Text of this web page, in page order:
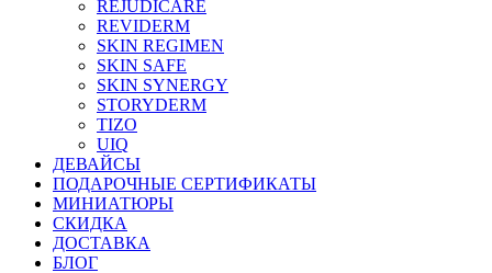
REJUDICARE
REVIDERM
SKIN REGIMEN
SKIN SAFE
SKIN SYNERGY
STORYDERM
TIZO
UIQ
ДЕВАЙСЫ
ПОДАРОЧНЫЕ СЕРТИФИКАТЫ
МИНИАТЮРЫ
СКИДКА
ДОСТАВКА
БЛОГ